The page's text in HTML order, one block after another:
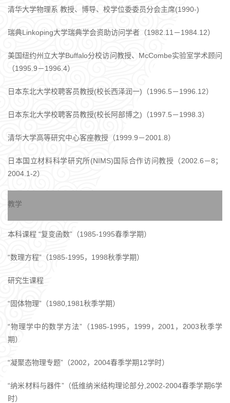
清华大学物理系 教授、博导、校学位委委员分会主席(1990-)
瑞典Linkoping大学瑞典学会资助访问学者（1982.11－1984.12）
美国纽约州立大学Buffalo分校访问教授、McCombe实验室学术顾问
（1995.9－1996.4）
日本东北大学校聘客员教授(校长西泽润一)（1996.5－1996.12）
日本东北大学校聘客员教授(校长阿部博之)（1997.5－1998.3）
清华大学高等研究中心客座教授（1999.9－2001.8）
日本国立材料科学研究所(NIMS)国际合作访问教授（2002.6－8；
2004.1-2）
教学
本科课程 “复变函数”（1985-1995春季学期）
“数理方程”（1985-1995，1998秋季学期）
研究生课程
“固体物理”（1980,1981秋季学期）
“物理学中的数学方法”（1985-1995，1999，2001，2003秋季学
期）
“凝聚态物理专题”（2002，2004春季学期12学时）
“纳米材料与器件”（低维纳米结构理论部分,2002-2004春季学期6学
时）